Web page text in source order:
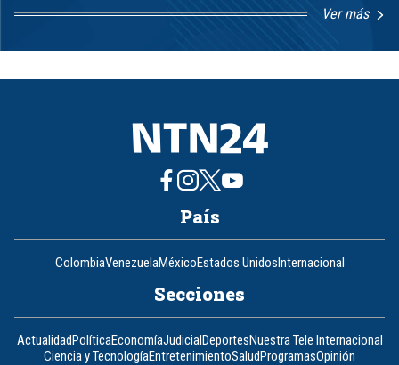
Ver más
1
8
País
ColombiaVenezuelaMéxicoEstados UnidosInternacional
Secciones
ActualidadPolíticaEconomíaJudicialDeportesNuestra Tele Internacional
Ciencia y TecnologíaEntretenimientoSaludProgramasOpinión